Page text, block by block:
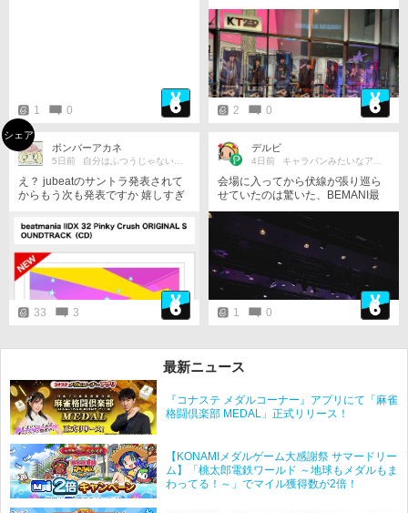
1 0
ライブハウス(しかも最前ブロッ
ク)。体ついていけるか不安だった
けど万全の対策をして臨んで思い
っ切り楽しんできました。 大好き
な曲や懐かしの曲を聴けてとても
楽しかったです。 最近なかなか時
間が取れなくてほとんど筐体に触
ることが出来てないけど、多分一
ion20周年おめでとう！！！
2 0
ボンバーアカネ
5日前 自分はふつうじゃない異常者だった
シェア
え？ jubeatのサントラ発表されて
からもう次も発表ですか 嬉しすぎ
33 3
デルビ
4日前 キャラバンみたいなアラブの石油王
会場に入ってから伏線が張り巡ら
せていたのは驚いた、BEMANI最
高!
1 0
最新ニュース
『コナステ メダルコーナー』アプリにて「麻雀
格闘倶楽部 MEDAL」正式リリース！
【KONAMIメダルゲーム大感謝祭 サマードリー
ム】「桃太郎電鉄ワールド ～地球もメダルもま
わってる！～」でマイル獲得数が2倍！